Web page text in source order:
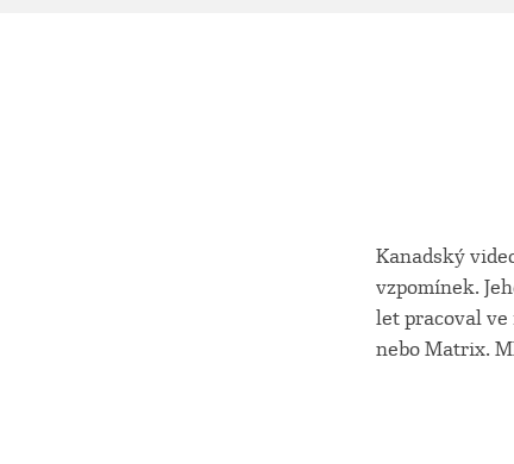
Kanadský
vzpomínek.
let pracoval
nebo Matrix.